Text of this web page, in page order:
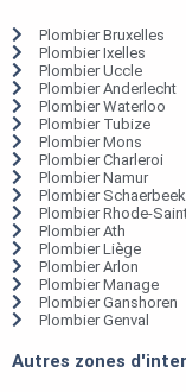
Plombier Bruxelles
Plombier Ixelles
Plombier Uccle
Plombier Anderlecht
Plombier Waterloo
Plombier Tubize
Plombier Mons
Plombier Charleroi
Plombier Namur
Plombier Schaerbeek
Plombier Rhode-
Plombier Ath
Plombier Liège
Plombier Arlon
Plombier Manage
Plombier Ganshoren
Plombier Genval
Autres zones